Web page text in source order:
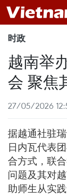
时政
越南举
会 聚焦
27/05/2026
据越通社驻
日内瓦代表
合方式，联
问题及其对
助师生从实